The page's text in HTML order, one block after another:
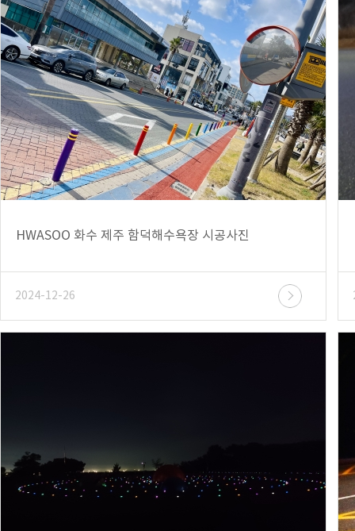
HWASOO 화수 제주 함덕해수욕장 시공사진
2024-12-26